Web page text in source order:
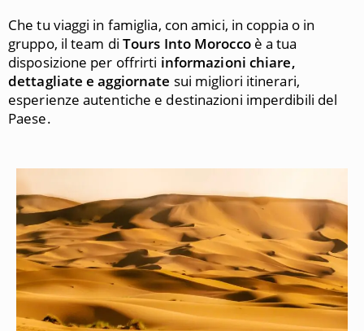
Che tu viaggi in famiglia, con amici, in coppia o in
gruppo, il team di Tours Into Moroccoè a tua
disposizione per offrirti informazioni chiare,
dettagliate e aggiornate sui migliori itinerari,
esperienze autentiche e destinazioni imperdibili del
Paese.